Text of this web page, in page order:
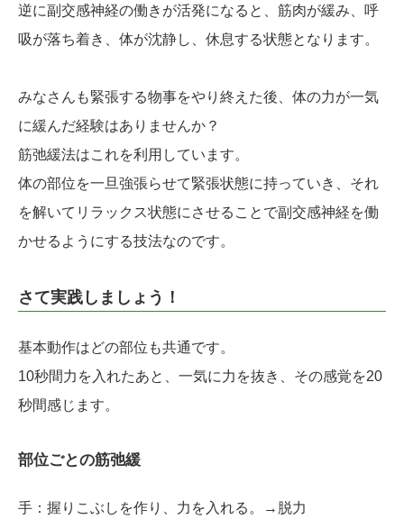
逆に副交感神経の働きが活発になると、筋肉が緩み、呼
吸が落ち着き、体が沈静し、休息する状態となります。
みなさんも緊張する物事をやり終えた後、体の力が一気
に緩んだ経験はありませんか？
筋弛緩法はこれを利用しています。
体の部位を一旦強張らせて緊張状態に持っていき、それ
を解いてリラックス状態にさせることで副交感神経を働
かせるようにする技法なのです。
さて実践しましょう！
基本動作はどの部位も共通です。
10秒間力を入れたあと、一気に力を抜き、その感覚を20
秒間感じます。
部位ごとの筋弛緩
手：握りこぶしを作り、力を入れる。→脱力